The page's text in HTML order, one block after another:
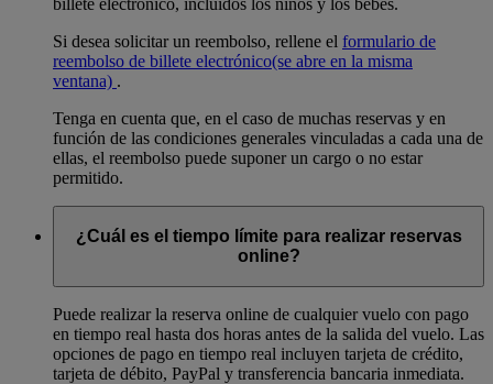
billete electrónico, incluidos los niños y los bebés.
Si desea solicitar un reembolso, rellene el formulario de
reembolso de billete electrónico(se abre en la misma
ventana) .
Tenga en cuenta que, en el caso de muchas reservas y en
función de las condiciones generales vinculadas a cada una de
ellas, el reembolso puede suponer un cargo o no estar
permitido.
¿Cuál es el tiempo límite para realizar reservas
online?
Puede realizar la reserva online de cualquier vuelo con pago
en tiempo real hasta dos horas antes de la salida del vuelo. Las
opciones de pago en tiempo real incluyen tarjeta de crédito,
tarjeta de débito, PayPal y transferencia bancaria inmediata.